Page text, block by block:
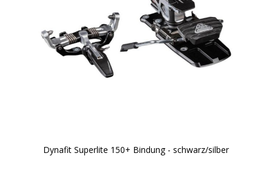
Dynafit Superlite 150+ Bindung - schwarz/silber